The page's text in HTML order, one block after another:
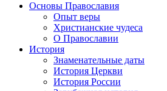
Основы Православия
Опыт веры
Христианские чудеса
О Православии
История
Знаменательные даты
История Церкви
История России